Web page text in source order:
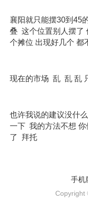
襄阳就只能摆30到45
叠 这个位置别人摆了
个摊位 出现好几个 都
现在的市场 乱 乱 乱
也许我说的建议没什
一下 我的方法不想
了 拜托
手机
Copyright